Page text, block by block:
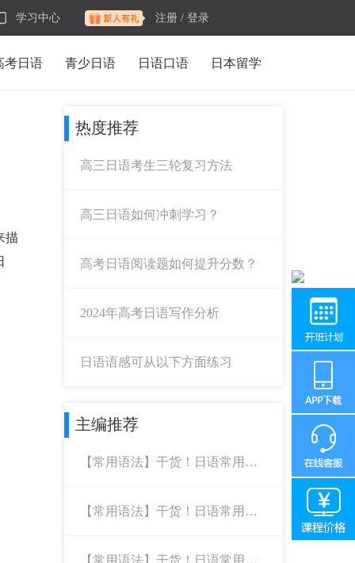
学习中心 注册 / 登录
考日语 青少日语 日语口语 日本留学
描
热度推荐
高三日语考生三轮复习方法
高三日语如何冲刺学习？
高考日语阅读题如何提升分数？
2024年高考日语写作分析
日语语感可从以下方面练习
主编推荐
【常用语法】干货！日语常用重
【常用语法】干货！日语常用重
【常用语法】干货！日语常用重